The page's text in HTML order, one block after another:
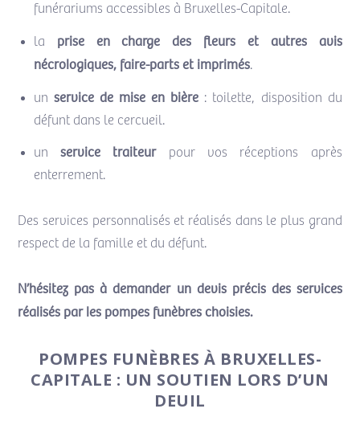
funérariums accessibles à Bruxelles-Capitale.
la prise en charge des fleurs et autres avis
nécrologiques, faire-parts et imprimés.
un service de mise en bière : toilette, disposition du
défunt dans le cercueil.
unservice traiteurpour vos réceptions après
enterrement.
Des services personnalisés et réalisés dans le plus grand
respect de la famille et du défunt.
N’hésitez pas à demander un devis précis des services
réalisés par les pompes funèbres choisies.
POMPES FUNÈBRES À BRUXELLES-
CAPITALE : UN SOUTIEN LORS D’UN
DEUIL